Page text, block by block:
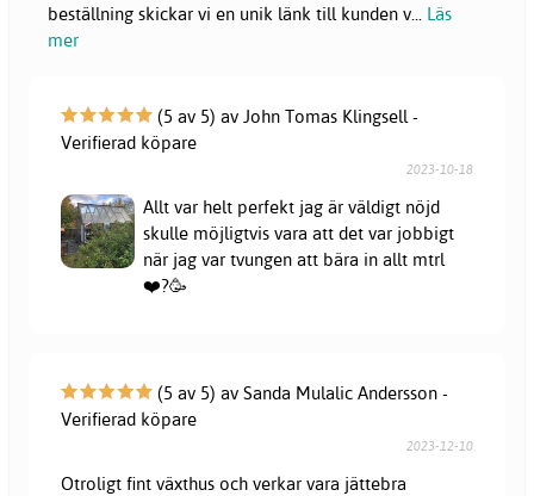
beställning skickar vi en unik länk till kunden v
Läs
mer
(5 av 5) av John Tomas Klingsell -
Verifierad köpare
2023-10-18
Allt var helt perfekt jag är väldigt nöjd
skulle möjligtvis vara att det var jobbigt
när jag var tvungen att bära in allt mtrl
❤️‍?🥳
(5 av 5) av Sanda Mulalic Andersson -
Verifierad köpare
2023-12-10
Otroligt fint växthus och verkar vara jättebra